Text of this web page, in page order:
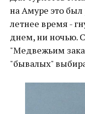
на Амуре это
летнее время -
днем, ни ночью.
"Медвежьим
"бывалых"